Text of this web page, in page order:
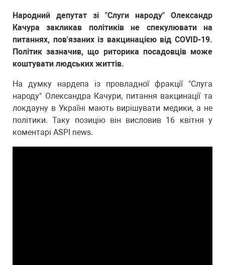
Народний депутат зі "Слуги народу" Олександр
Качура закликав політиків не спекулювати на
питаннях, пов'язаних із вакцинацією від COVID-19.
Політик зазначив, що риторика посадовців може
коштувати людських життів.
На думку нардепа із провладної фракції "Слуга
народу" Олександра Качури, питання вакцинації та
локдауну в Україні мають вирішувати медики, а не
політики. Таку позицію він висловив 16 квітня у
коментарі ASPI news.